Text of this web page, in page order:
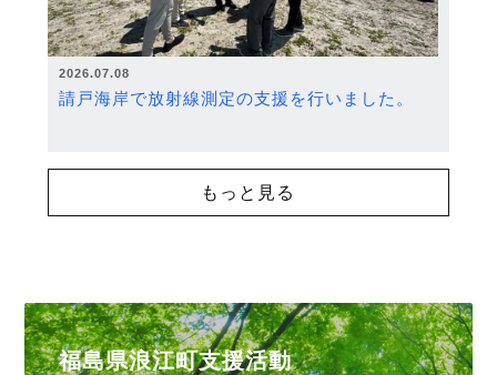
2026.07.08
請戸海岸で放射線測定の支援を行いました。
もっと見る
福島県浪江町支援活動